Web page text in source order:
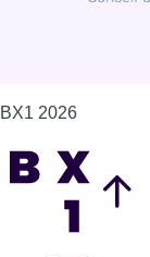
BX1 2026